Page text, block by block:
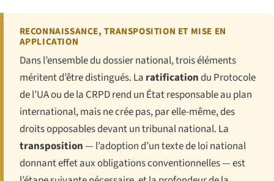
RECONNAISSANCE, TRANSPOSITION ET MISE EN
APPLICATION
Dans l’ensemble du dossier national, trois éléments
méritent d’être distingués. La ratificationdu Protocole
de l’UA ou de la CRPD rend un État responsable au plan
international, mais ne crée pas, par elle-même, des
droits opposables devant un tribunal national. La
transposition— l’adoption d’un texte de loi national
donnant effet aux obligations conventionnelles — est